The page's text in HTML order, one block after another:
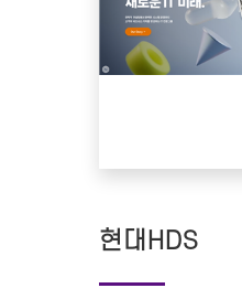
현대HDS